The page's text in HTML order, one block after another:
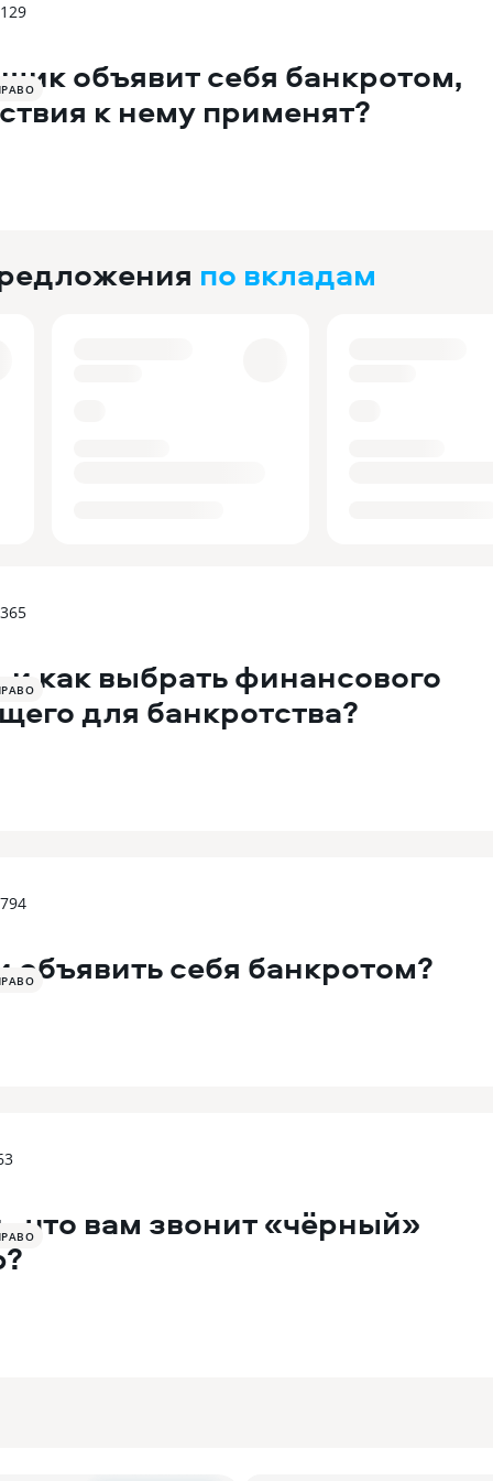
объявит себя банкротом,
к нему применят?
по вкладам
и как выбрать финансового
для банкротства?
себя банкротом?
что вам звонит «чёрный»